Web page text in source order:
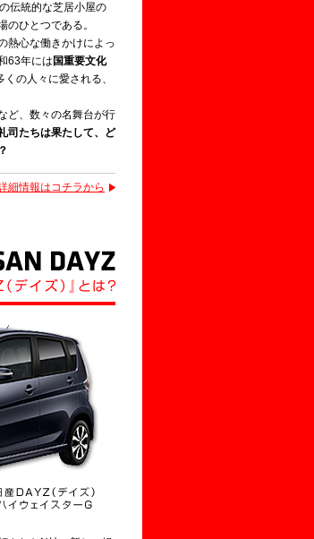
伝統的な芝居小屋の
ひとつである。
熱心な働きかけによっ
63年には 国重要文化
の人々に愛される、
ど、数々の名舞台が行
司たちは果たして、ど
細情報はコチラから